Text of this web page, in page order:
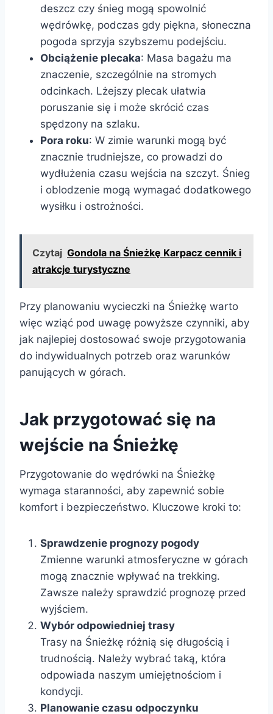
deszcz czy śnieg mogą spowolnić
wędrówkę, podczas gdy piękna, słoneczna
pogoda sprzyja szybszemu podejściu.
Obciążenie plecaka: Masa bagażu ma
znaczenie, szczególnie na stromych
odcinkach. Lżejszy plecak ułatwia
poruszanie się i może skrócić czas
spędzony na szlaku.
Pora roku: W zimie warunki mogą być
znacznie trudniejsze, co prowadzi do
wydłużenia czasu wejścia na szczyt. Śnieg
i oblodzenie mogą wymagać dodatkowego
wysiłku i ostrożności.
Czytaj Gondola na Śnieżkę Karpacz cennik i
atrakcje turystyczne
Przy planowaniu wycieczki na Śnieżkę warto
więc wziąć pod uwagę powyższe czynniki, aby
jak najlepiej dostosować swoje przygotowania
do indywidualnych potrzeb oraz warunków
panujących w górach.
Jak przygotować się na
wejście na Śnieżkę
Przygotowanie do wędrówki na Śnieżkę
wymaga staranności, aby zapewnić sobie
komfort i bezpieczeństwo. Kluczowe kroki to:
Sprawdzenie prognozy pogody
Zmienne warunki atmosferyczne w górach
mogą znacznie wpływać na trekking.
Zawsze należy sprawdzić prognozę przed
wyjściem.
Wybór odpowiedniej trasy
Trasy na Śnieżkę różnią się długością i
trudnością. Należy wybrać taką, która
odpowiada naszym umiejętnościom i
kondycji.
Planowanie czasu odpoczynku